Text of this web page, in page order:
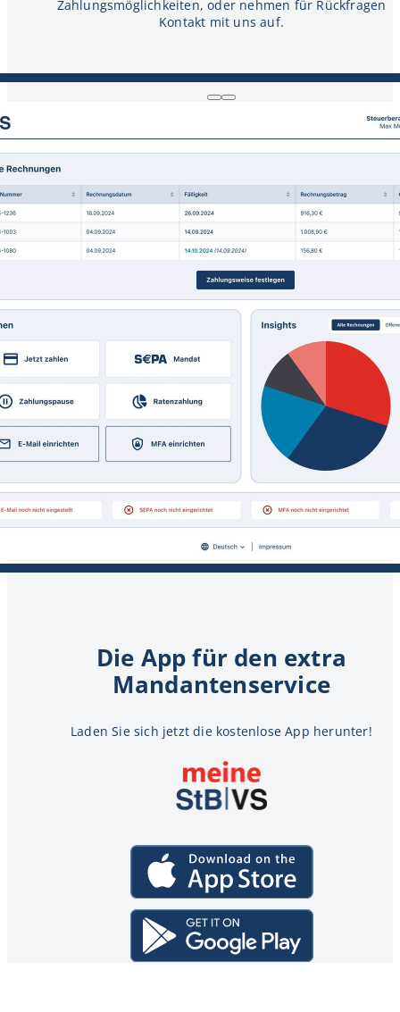
Zahlungsmöglichkeiten, oder nehmen für Rückfragen
Kontakt mit uns auf.
Die App für den extra
Mandantenservice
Laden Sie sich jetzt die kostenlose App herunter!